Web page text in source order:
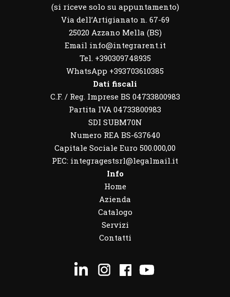
(si riceve solo su appuntamento)
Via dell’Artigianato n. 67-69
25020 Azzano Mella (BS)
Email info@integrarent.it
Tel. +390309748935
WhatsApp +393703610385
Dati fiscali
C.F. / Reg. Imprese BS 04733800983
Partita IVA 04733800983
SDI SUBM70N
Numero REA BS-637640
Capitale Sociale Euro 500.000,00
PEC: integragestsrl@legalmail.it
Info
Home
Azienda
Catalogo
Servizi
Contatti